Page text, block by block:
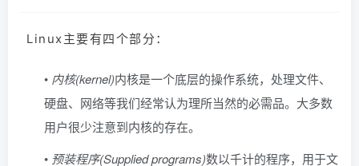
Linux主要有四个部分：
• 内核(kernel)内核是一个底层的操作系统，处理文件、
硬盘、网络等我们经常认为理所当然的必需品。大多数
用户很少注意到内核的存在。
• 预装程序(Supplied programs)数以千计的程序，用于文